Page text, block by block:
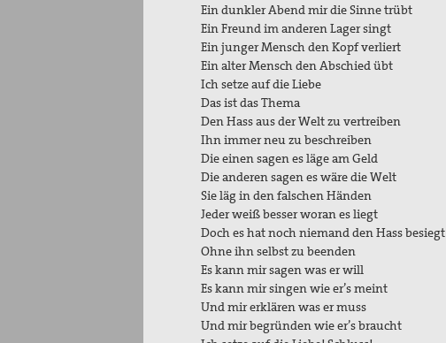
Ein dunkler Abend mir die Sinne trübt
Ein Freund im anderen Lager singt
Ein junger Mensch den Kopf verliert
Ein alter Mensch den Abschied übt
Ich setze auf die Liebe
Das ist das Thema
Den Hass aus der Welt zu vertreiben
Ihn immer neu zu beschreiben
Die einen sagen es läge am Geld
Die anderen sagen es wäre die Welt
Sie läg in den falschen Händen
Jeder weiß besser woran es liegt
Doch es hat noch niemand den Hass besiegt
Ohne ihn selbst zu beenden
Es kann mir sagen was er will
Es kann mir singen wie er’s meint
Und mir erklären was er muss
Und mir begründen wie er’s braucht